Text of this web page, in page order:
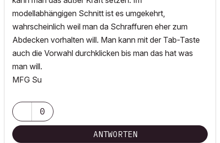
modellabhängigen Schnitt ist es umgekehrt,
wahrscheinlich weil man da Schraffuren eher zum
Abdecken vorhalten will. Man kann mit der Tab-Taste
auch die Vorwahl durchklicken bis man das hat was
man will.
MFG Su
0
ANTWORTEN